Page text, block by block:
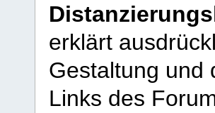
erklärt
Gestaltung und
Links des